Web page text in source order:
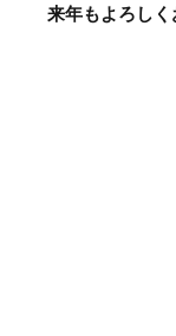
来年もよろしく